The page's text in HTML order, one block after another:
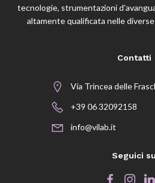
tecnologie, strumentazioni
altamente qualificata nelle
Contatti
Via Trincea delle
+39 06 32092158
info@vilab.it
Seguici su